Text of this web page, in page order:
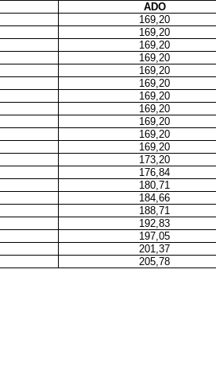
ADO
169,20
169,20
169,20
169,20
169,20
169,20
169,20
169,20
169,20
169,20
169,20
173,20
176,84
180,71
184,66
188,71
192,83
197,05
201,37
205,78